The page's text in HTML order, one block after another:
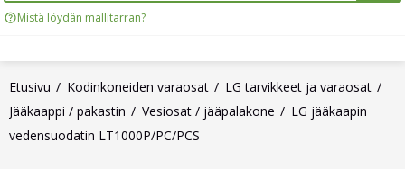
Mistä löydän mallitarran?
Etusivu Kodinkoneiden varaosat
LG tarvikkeet ja varaosat
Jääkaappi / pakastin
Vesiosat / jääpalakone
LG jääkaapin
vedensuodatin LT1000P/PC/PCS